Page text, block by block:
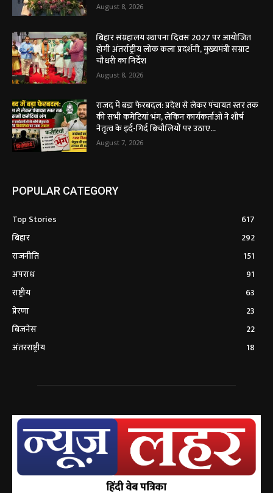
August 8, 2026
बिहार संग्रहालय स्थापना दिवस 2027 पर आयोजित
होगी अंतर्राष्ट्रीय लोक कला प्रदर्शनी, मुख्यमंत्री सम्राट
चौधरी का निर्देश
August 8, 2026
राजद में बड़ा फेरबदल: प्रदेश से लेकर पंचायत स्तर तक
की सभी कमेटियां भंग, लेकिन कार्यकर्ताओं ने शीर्ष
नेतृत्व के इर्द-गिर्द बिचौलियों पर उठाए...
August 7, 2026
POPULAR CATEGORY
Top Stories
617
बिहार
292
राजनीति
151
अपराध
91
राष्ट्रीय
63
प्रेरणा
23
बिजनेस
22
अंतरराष्ट्रीय
18